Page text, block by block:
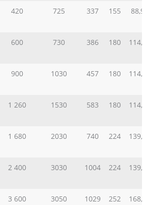
420 725 337 155 88,9
600 730 386 180 114,3
900 1030 457 180 114,3
1 260 1530 583 180 114,3
1 680 2030 740 224 139,7
2 400 3030 1004 224 139,7
3 600 3050 1029 252 168,3